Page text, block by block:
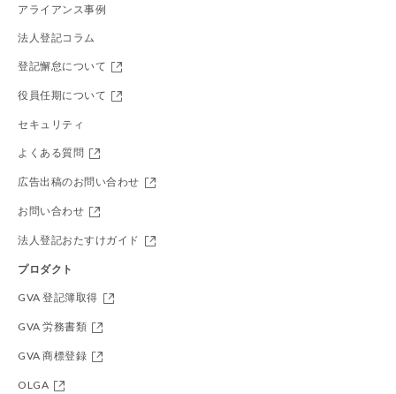
アライアンス事例
法人登記コラム
登記懈怠について
役員任期について
セキュリティ
よくある質問
広告出稿のお問い合わせ
お問い合わせ
法人登記おたすけガイド
プロダクト
GVA 登記簿取得
GVA 労務書類
GVA 商標登録
OLGA